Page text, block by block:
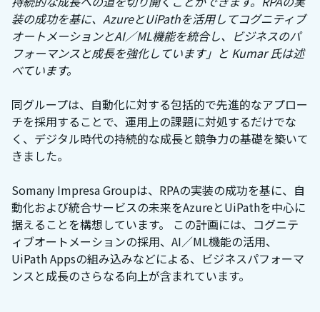
装の成功を基に、AzureとUiPathを活用してコグニティブ
オートメーションとAI／ML機能を統合し、ビジネスのパ
フォーマンスと成長を強化しています」と Kumar 氏は述
べています。
同グループは、自動化に対する包括的で先進的なアプロー
チを採用することで、運用上の課題に対処するだけでな
く、デジタル時代の持続的な成長と競争力の基礎を築いて
きました。
Somany Impresa Groupは、RPAの実装の成功を基に、自
動化および統合サービスの未来をAzureとUiPathを中心に
据えることを構想しています。 この計画には、コグニテ
ィブオートメーションの採用、AI／ML機能の活用、
UiPath Appsの組み込みなどによる、ビジネスパフォーマ
ンスと成長のさらなる向上が含まれています。